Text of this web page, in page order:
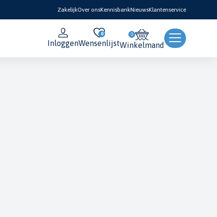
ZakelijkOver onsKennisbankNieuwsKlantenservice
Inloggen
0
WensenlijstWinkelmand